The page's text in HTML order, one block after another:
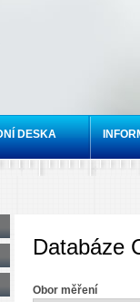
DESKA
Databáze
Obor měření